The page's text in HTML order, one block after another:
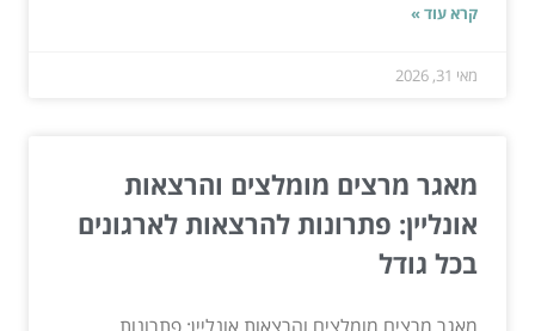
קרא עוד »
מאי 31, 2026
מאגר מרצים מומלצים והרצאות
אונליין: פתרונות להרצאות לארגונים
בכל גודל